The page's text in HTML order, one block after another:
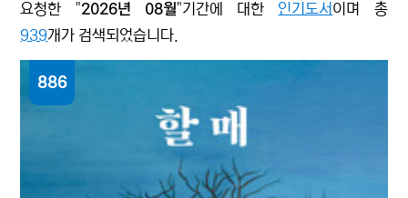
요청한 "2026년 08월"기간에 대한 인기도서 이며 총
939개가 검색되었습니다.
886